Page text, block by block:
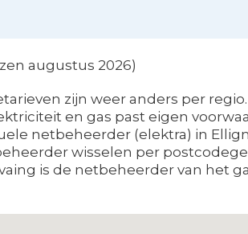
augustus 2026)
zijn weer anders per
en gas past eigen
netbeheerder (elektra) in
wisselen per
is de netbeheerder van het